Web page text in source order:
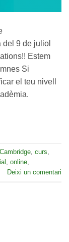
9 de juliol
Estem
Si
el teu nivell
Cambridge, curs,
, online,
Deixi un comentari